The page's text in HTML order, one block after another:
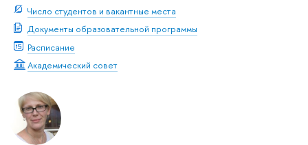
Число студентов и вакантные места
Документы образовательной программы
Расписание
Академический совет